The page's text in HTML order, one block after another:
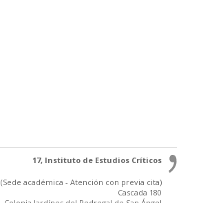
17, Instituto de Estudios Críticos
(Sede académica - Atención con previa cita)
Cascada 180